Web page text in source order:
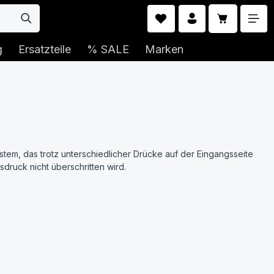
Ersatzteile % SALE Marken
das trotz unterschiedlicher Drücke auf der Eingangsseite
nicht überschritten wird.